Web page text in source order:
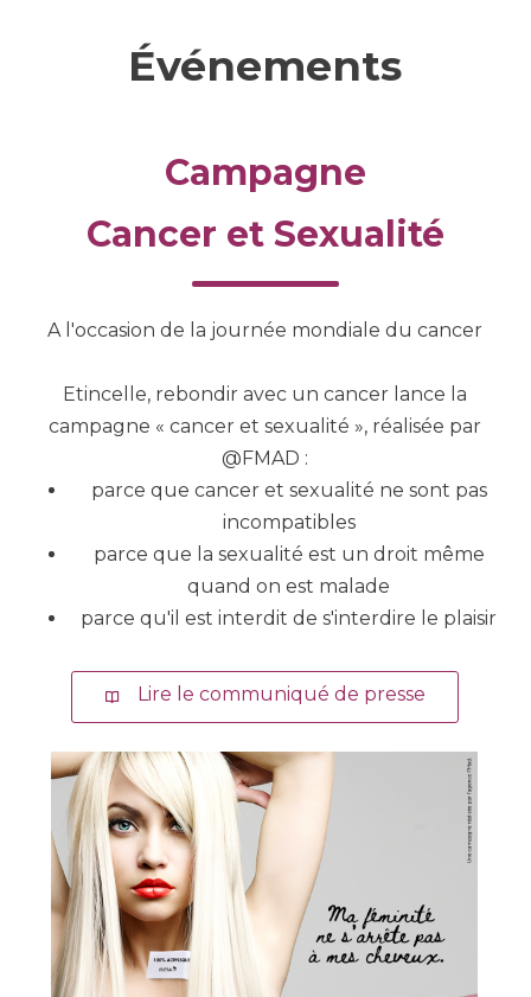
Événements
Campagne
Cancer et Sexualité
A l'occasion de la journée mondiale du cancer
Etincelle, rebondir avec un cancer lance la
campagne « cancer et sexualité », réalisée par
@FMAD :
parce que cancer et sexualité ne sont pas
incompatibles
parce que la sexualité est un droit même
quand on est malade
parce qu'il est interdit de s'interdire le plaisir
Lire le communiqué de presse